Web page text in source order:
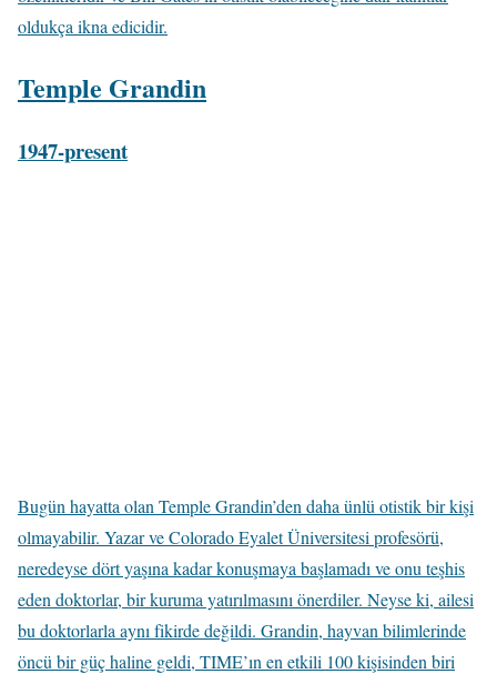
oldukça ikna edicidir.
Temple Grandin
1947-present
Bugün hayatta olan Temple Grandin’den daha ünlü otistik bir kişi
olmayabilir. Yazar ve Colorado Eyalet Üniversitesi profesörü,
neredeyse dört yaşına kadar konuşmaya başlamadı ve onu teşhis
eden doktorlar, bir kuruma yatırılmasını önerdiler. Neyse ki, ailesi
bu doktorlarla aynı fikirde değildi. Grandin, hayvan bilimlerinde
öncü bir güç haline geldi, TIME’ın en etkili 100 kişisinden biri